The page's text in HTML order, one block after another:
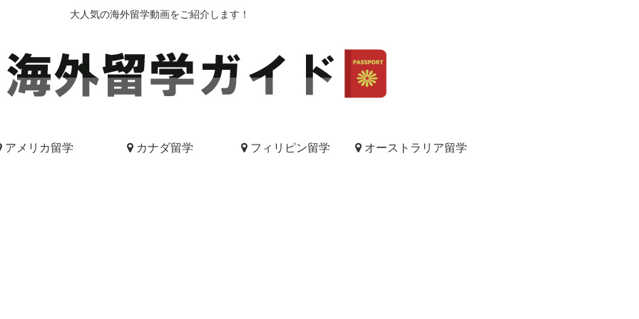
大人気の海外留学動画をご紹介します！
アメリカ留学 カナダ留学 フィリピン留学 オーストラリア留学